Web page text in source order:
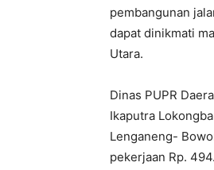
pembangunan
dapat dinikmati
Utara.
Dinas PUPR
Ikaputra
Lenganeng-
pekerjaan Rp.